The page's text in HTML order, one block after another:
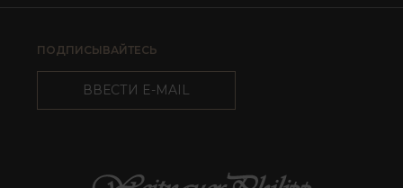
ПОДПИСЫВАЙТЕСЬ
ВВЕСТИ E-MAIL